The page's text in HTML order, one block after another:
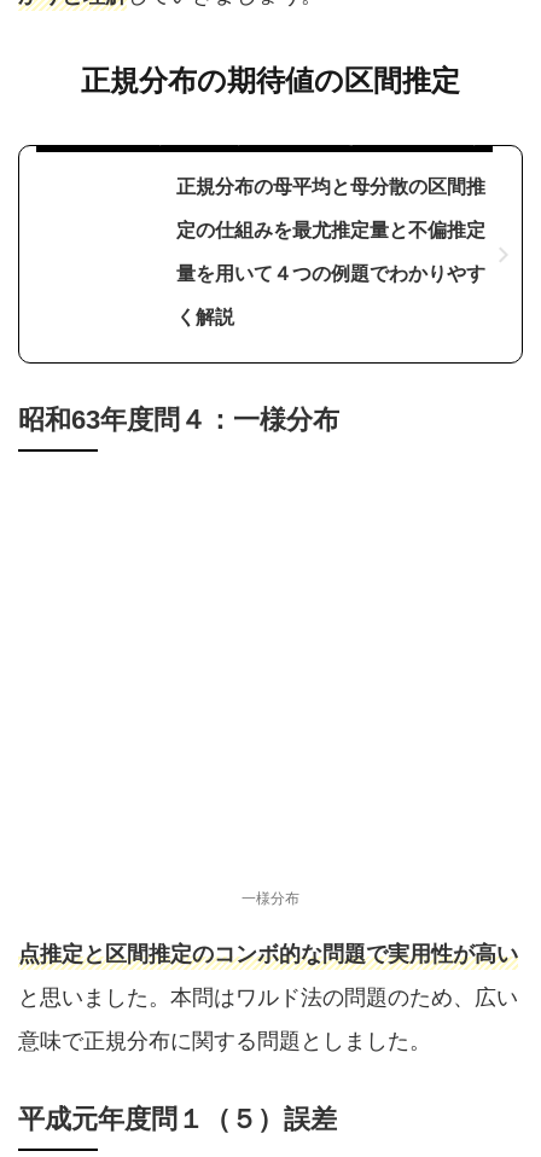
正規分布の期待値の区間推定
正規分布の母平均と母分散の区間推
定の仕組みを最尤推定量と不偏推定
量を用いて４つの例題でわかりやす
く解説
昭和63年度問４：一様分布
一様分布
点推定と区間推定のコンボ的な問題で実用性が高い
と思いました。本問はワルド法の問題のため、広い
意味で正規分布に関する問題としました。
平成元年度問１（５）誤差